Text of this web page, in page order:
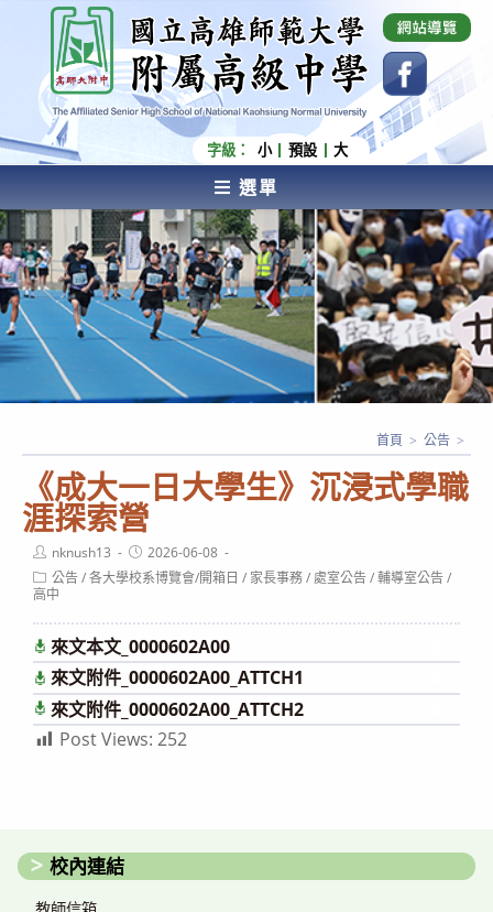
內
容
國立高雄師範大學附屬高級中學 Affiliated Senior
High School of National Kaohsiung Normal
University
字級： 小 預設 大
選單
AFFILIATED SENIOR HIGH SCHOOL OF NATIONAL
KAOHSIUNG NORMAL UNIVERSITY
《成大一日大學生》沉浸式學職
涯探索營
首頁 > 公告 >
Post
author:
nknush13
Post
published:
2026-06-08
Post
category:
公告/各大學校系博覽會/開箱日 / 家長事務/處室公告/輔導室公告/
高中
來文本文_0000602A00
來文附件_0000602A00_ATTCH1
來文附件_0000602A00_ATTCH2
Post Views: 252
校內連結